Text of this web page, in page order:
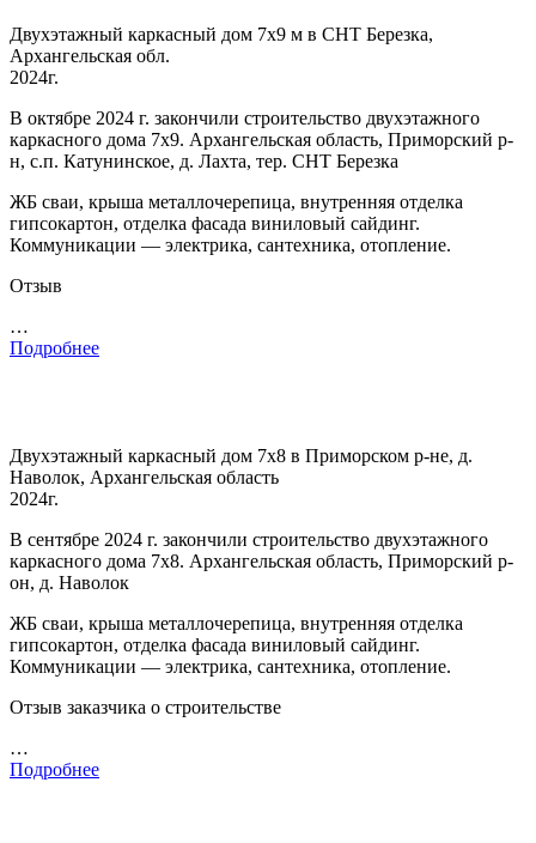
Двухэтажный каркасный дом 7х9 м в СНТ Березка,
Архангельская обл.
2024г.
В октябре 2024 г. закончили строительство двухэтажного
каркасного дома 7х9. Архангельская область, Приморский р-
н, с.п. Катунинское, д. Лахта, тер. СНТ Березка
ЖБ сваи, крыша металлочерепица, внутренняя отделка
гипсокартон, отделка фасада виниловый сайдинг.
Коммуникации — электрика, сантехника, отопление.
Отзыв
…
Подробнее
Двухэтажный каркасный дом 7х8 в Приморском р-не, д.
Наволок, Архангельская область
2024г.
В сентябре 2024 г. закончили строительство двухэтажного
каркасного дома 7х8. Архангельская область, Приморский р-
он, д. Наволок
ЖБ сваи, крыша металлочерепица, внутренняя отделка
гипсокартон, отделка фасада виниловый сайдинг.
Коммуникации — электрика, сантехника, отопление.
Отзыв заказчика о строительстве
…
Подробнее